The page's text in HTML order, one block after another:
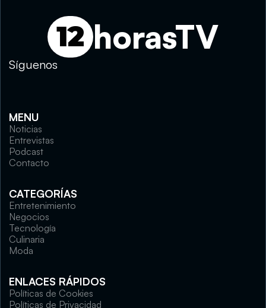
12 horasTV
Síguenos
MENU
Noticias
Entrevistas
Podcast
Contacto
CATEGORÍAS
Entretenimiento
Negocios
Tecnología
Culinaria
Moda
ENLACES RÁPIDOS
Políticas de Cookies
Políticas de Privacidad